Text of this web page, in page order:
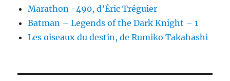
Marathon -490, d’Éric Tréguier
Batman – Legends of the Dark Knight – 1
Les oiseaux du destin, de Rumiko Takahashi